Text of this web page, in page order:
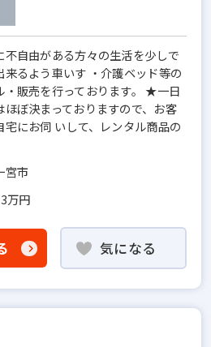
自由がある方々の生活を少しで
来るよう車いす ・介護ベッド等の
・販売を行っております。 ★一日
ほぼ決まっておりますので、お客
宅にお伺 いして、レンタル商品の
宮市
万円
気になる